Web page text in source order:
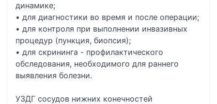
динамике;
• для диагностики во время и после операции;
• для контроля при выполнении инвазивных
процедур (пункция, биопсия);
• для скрининга - профилактического
обследования, необходимого для раннего
выявления болезни.
УЗДГ сосудов нижних конечностей